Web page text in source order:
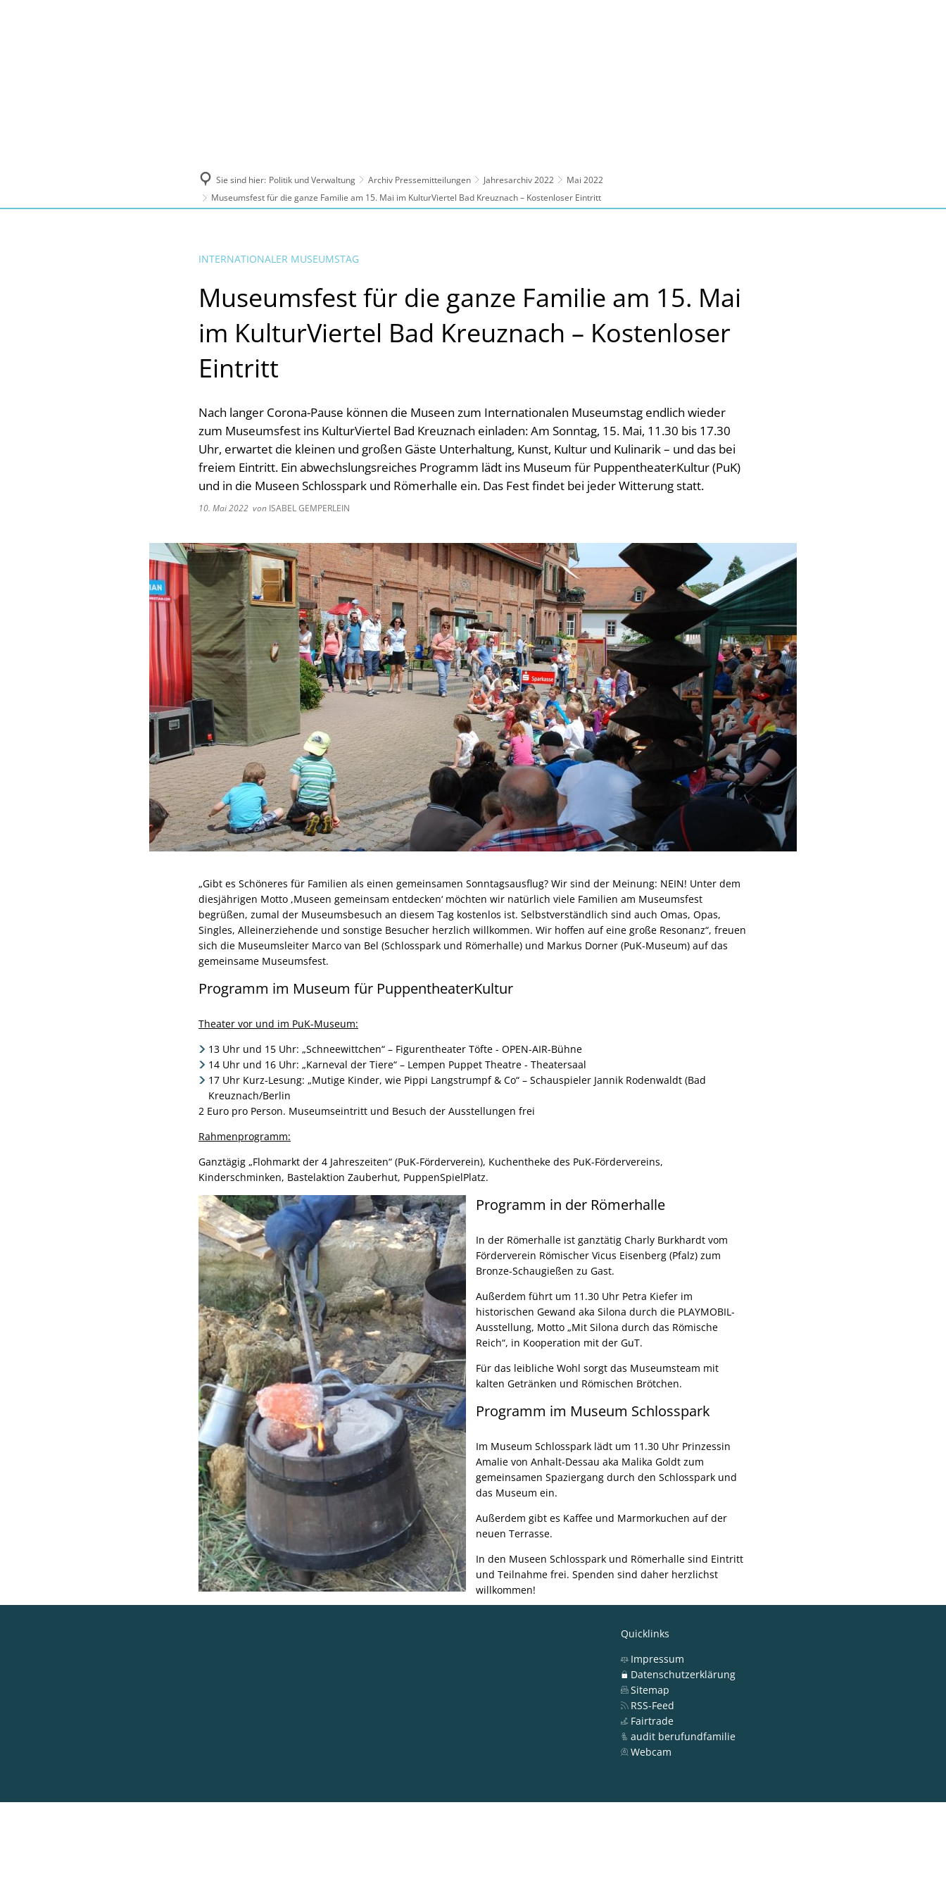
Sie sind hier: Politik und Verwaltung Archiv Pressemitteilungen Jahresarchiv 2022
Mai 2022
Museumsfest für die ganze Familie am 15. Mai im KulturViertel Bad Kreuznach – Kostenloser Eintritt
INTERNATIONALER MUSEUMSTAG
Museumsfest für die ganze Familie am 15. Mai
im KulturViertel Bad Kreuznach – Kostenloser
Eintritt
Nach langer Corona-Pause können die Museen zum Internationalen Museumstag endlich wieder
zum Museumsfest ins KulturViertel Bad Kreuznach einladen: Am Sonntag, 15. Mai, 11.30 bis 17.30
Uhr, erwartet die kleinen und großen Gäste Unterhaltung, Kunst, Kultur und Kulinarik – und das bei
freiem Eintritt. Ein abwechslungsreiches Programm lädt ins Museum für PuppentheaterKultur (PuK)
und in die Museen Schlosspark und Römerhalle ein. Das Fest findet bei jeder Witterung statt.
10. Mai 2022 von ISABEL GEMPERLEIN
„Gibt es Schöneres für Familien als einen gemeinsamen Sonntagsausflug? Wir sind der Meinung: NEIN! Unter dem
diesjährigen Motto ,Museen gemeinsam entdecken‘ möchten wir natürlich viele Familien am Museumsfest
begrüßen, zumal der Museumsbesuch an diesem Tag kostenlos ist. Selbstverständlich sind auch Omas, Opas,
Singles, Alleinerziehende und sonstige Besucher herzlich willkommen. Wir hoffen auf eine große Resonanz“, freuen
sich die Museumsleiter Marco van Bel (Schlosspark und Römerhalle) und Markus Dorner (PuK-Museum) auf das
gemeinsame Museumsfest.
Programm im Museum für PuppentheaterKultur
Theater vor und im PuK-Museum:
13 Uhr und 15 Uhr: „Schneewittchen“ – Figurentheater Töfte - OPEN-AIR-Bühne
14 Uhr und 16 Uhr: „Karneval der Tiere“ – Lempen Puppet Theatre - Theatersaal
17 Uhr Kurz-Lesung: „Mutige Kinder, wie Pippi Langstrumpf & Co“ – Schauspieler Jannik Rodenwaldt (Bad
Kreuznach/Berlin
2 Euro pro Person. Museumseintritt und Besuch der Ausstellungen frei
Rahmenprogramm:
Ganztägig „Flohmarkt der 4 Jahreszeiten“ (PuK-Förderverein), Kuchentheke des PuK-Fördervereins,
Kinderschminken, Bastelaktion Zauberhut, PuppenSpielPlatz.
Programm in der Römerhalle
In der Römerhalle ist ganztätig Charly Burkhardt vom
Förderverein Römischer Vicus Eisenberg (Pfalz) zum
Bronze-Schaugießen zu Gast.
Außerdem führt um 11.30 Uhr Petra Kiefer im
historischen Gewand aka Silona durch die PLAYMOBIL-
Ausstellung, Motto „Mit Silona durch das Römische
Reich“, in Kooperation mit der GuT.
Für das leibliche Wohl sorgt das Museumsteam mit
kalten Getränken und Römischen Brötchen.
Programm im Museum Schlosspark
Im Museum Schlosspark lädt um 11.30 Uhr Prinzessin
Amalie von Anhalt-Dessau aka Malika Goldt zum
gemeinsamen Spaziergang durch den Schlosspark und
das Museum ein.
Außerdem gibt es Kaffee und Marmorkuchen auf der
neuen Terrasse.
In den Museen Schlosspark und Römerhalle sind Eintritt
und Teilnahme frei. Spenden sind daher herzlichst
willkommen!
Quicklinks
Impressum
Datenschutzerklärung
Sitemap
RSS-Feed
Fairtrade
audit berufundfamilie
Webcam